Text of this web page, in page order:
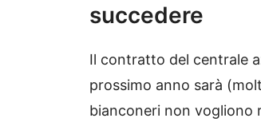
succedere
Il contratto del centrale
prossimo anno sarà
bianconeri non vogliono